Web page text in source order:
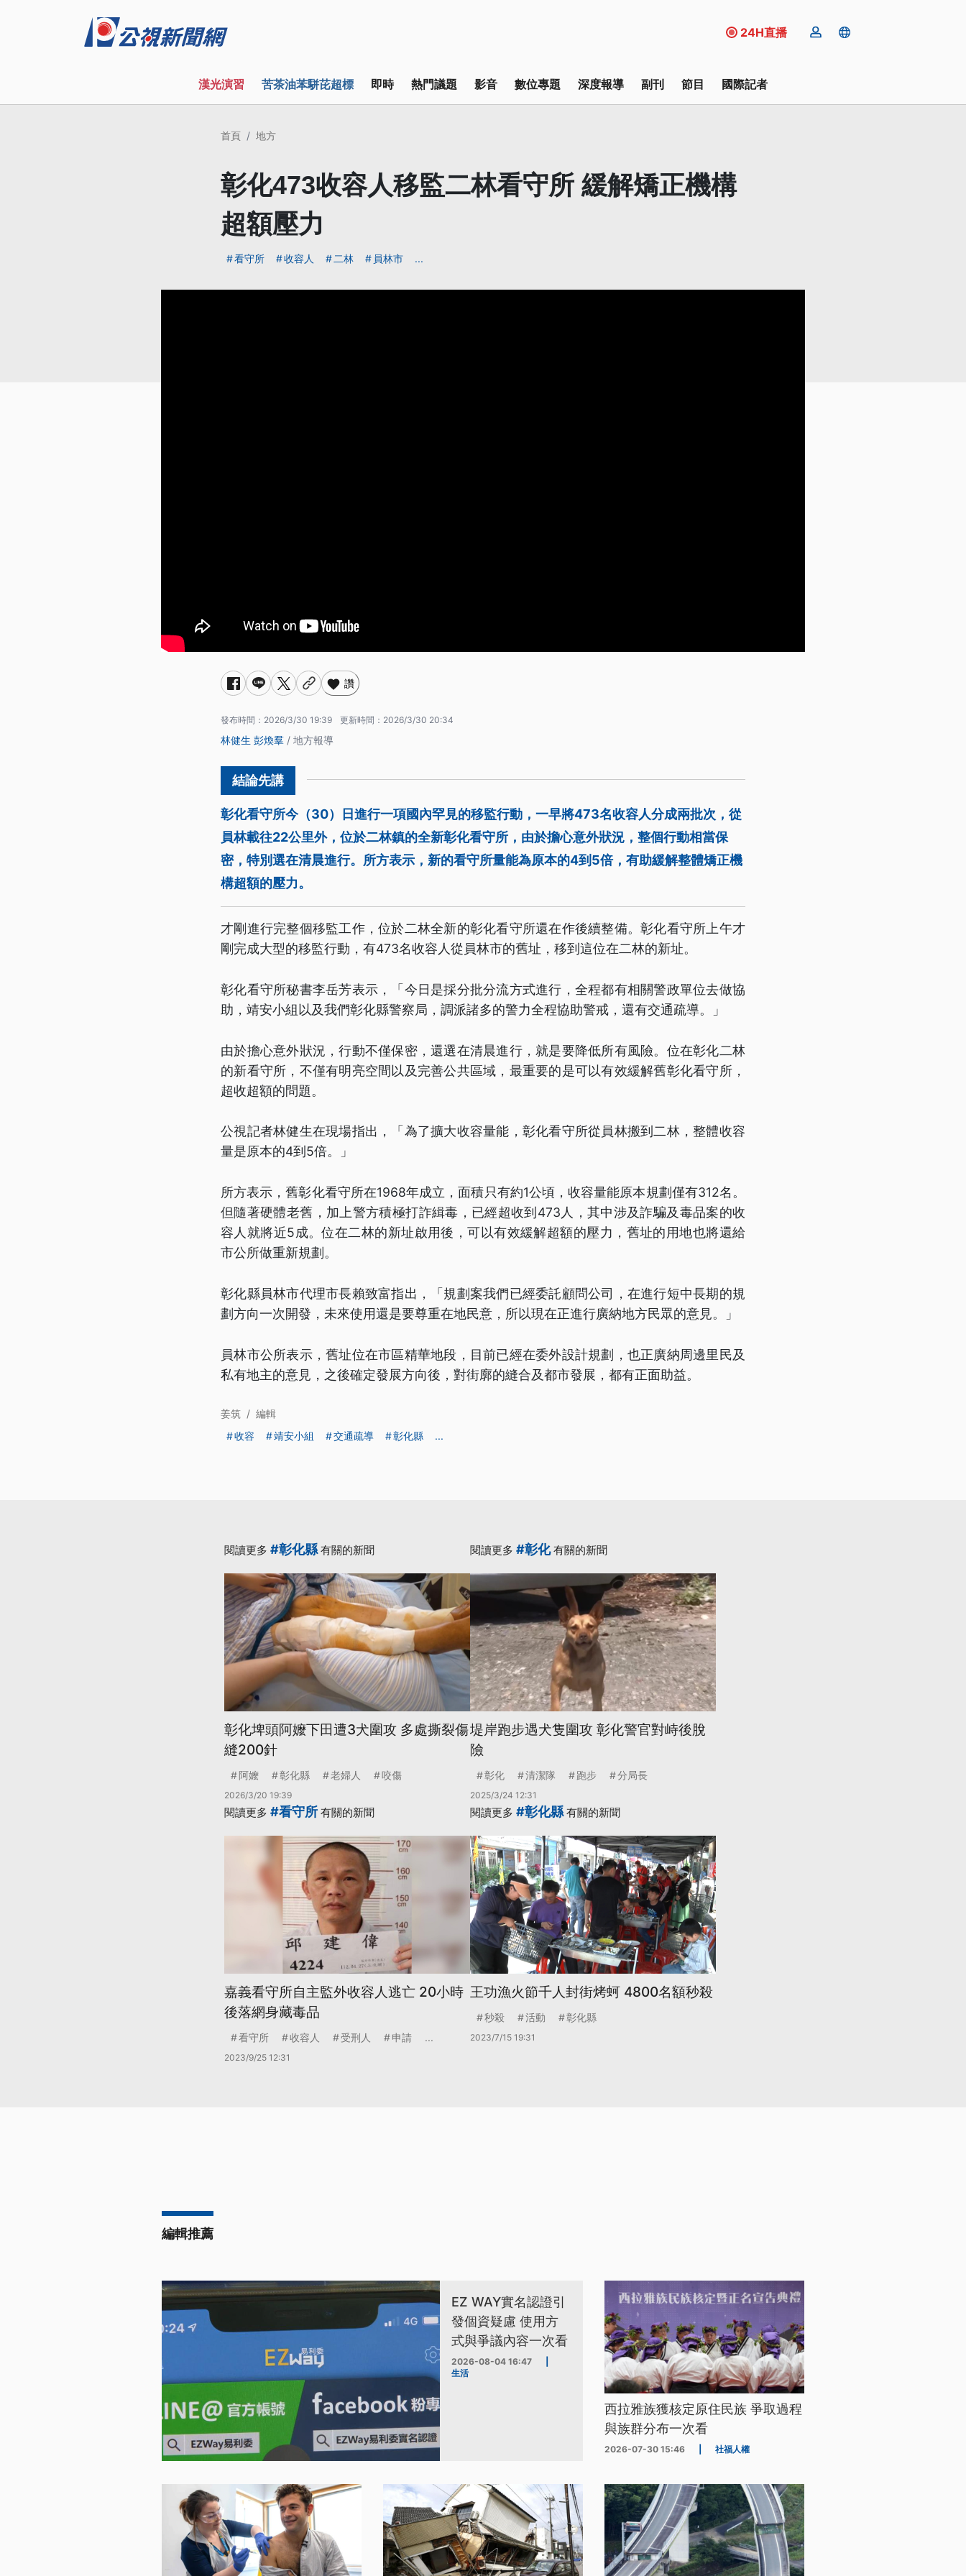
24H直播
漢光演習 苦茶油苯駢芘超標 即時 熱門議題 影音 數位專題 深度報導 副刊 節目 國際記者
首頁 地方
彰化473收容人移監二林看守所 緩解矯正機構
超額壓力
看守所 收容人 二林 員林市 ...
讚
發布時間： 2026/3/30 19:39 更新時間： 2026/3/30 20:34
林健生 彭煥羣 / 地方報導
彰化看守所今（30）日進行一項國內罕見的移監行動，一早將473名收容人分成兩批次，從
員林載往22公里外，位於二林鎮的全新彰化看守所，由於擔心意外狀況，整個行動相當保
密，特別選在清晨進行。所方表示，新的看守所量能為原本的4到5倍，有助緩解整體矯正機
構超額的壓力。
才剛進行完整個移監工作，位於二林全新的彰化看守所還在作後續整備。彰化看守所上午才
剛完成大型的移監行動，有473名收容人從員林市的舊址，移到這位在二林的新址。
彰化看守所秘書李岳芳表示，「今日是採分批分流方式進行，全程都有相關警政單位去做協
助，靖安小組以及我們彰化縣警察局，調派諸多的警力全程協助警戒，還有交通疏導。」
由於擔心意外狀況，行動不僅保密，還選在清晨進行，就是要降低所有風險。位在彰化二林
的新看守所，不僅有明亮空間以及完善公共區域，最重要的是可以有效緩解舊彰化看守所，
超收超額的問題。
公視記者林健生在現場指出，「為了擴大收容量能，彰化看守所從員林搬到二林，整體收容
量是原本的4到5倍。」
所方表示，舊彰化看守所在1968年成立，面積只有約1公頃，收容量能原本規劃僅有312名。
但隨著硬體老舊，加上警方積極打詐緝毒，已經超收到473人，其中涉及詐騙及毒品案的收
容人就將近5成。位在二林的新址啟用後，可以有效緩解超額的壓力，舊址的用地也將還給
市公所做重新規劃。
彰化縣員林市代理市長賴致富指出，「規劃案我們已經委託顧問公司，在進行短中長期的規
劃方向一次開發，未來使用還是要尊重在地民意，所以現在正進行廣納地方民眾的意見。」
員林市公所表示，舊址位在市區精華地段，目前已經在委外設計規劃，也正廣納周邊里民及
私有地主的意見，之後確定發展方向後，對街廓的縫合及都市發展，都有正面助益。
姜筑 / 編輯
收容
靖安小組 交通疏導 彰化縣 ...
閱讀更多 #彰化縣有關的新聞
彰化埤頭阿嬤下田遭3犬圍攻 多處撕裂傷
縫200針
阿嬤 彰化縣 老婦人 咬傷
2026/3/20 19:39
閱讀更多 #彰化有關的新聞
堤岸跑步遇犬隻圍攻 彰化警官對峙後脫
險
彰化 清潔隊 跑步 分局長
2025/3/24 12:31
閱讀更多 #看守所 有關的新聞
嘉義看守所自主監外收容人逃亡 20小時
後落網身藏毒品
看守所 收容人 受刑人 申請 ...
2023/9/25 12:31
閱讀更多 #彰化縣有關的新聞
王功漁火節千人封街烤蚵 4800名額秒殺
秒殺 活動 彰化縣
2023/7/15 19:31
編輯推薦
EZ WAY實名認證引
發個資疑慮 使用方
式與爭議內容一次看
2026-08-04 16:47
生活
西拉雅族獲核定原住民族 爭取過程
與族群分布一次看
2026-07-30 15:46 社福人權